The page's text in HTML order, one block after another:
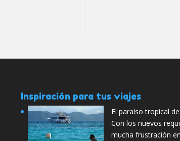
Inspiración para tus viajes
El paraíso tropical
Con los nuevos
mucha frustración